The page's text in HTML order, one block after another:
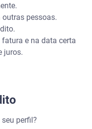
pessoas.
e na data certa
juros.
perfil?